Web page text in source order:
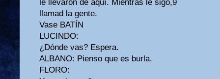
le llevaron de aquí. Mientras le sigo,9
llamad la gente.
Vase BATÍN
LUCINDO:
¿Dónde vas? Espera.
ALBANO: Pienso que es burla.
FLORO: